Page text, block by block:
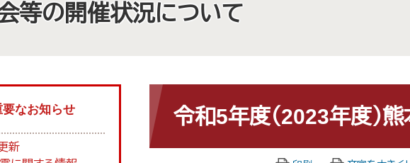
等の開催状況について
文
令和5年度（2023年度）
要なお知らせ
新